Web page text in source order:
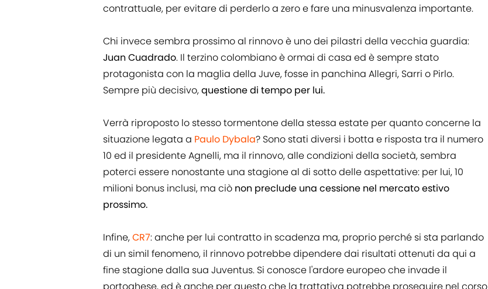
contrattuale, per evitare di perderlo a zero e fare una minusvalenza importante.
Chi invece sembra prossimo al rinnovo è uno dei pilastri della vecchia guardia:
Juan Cuadrado. Il terzino colombiano è ormai di casa ed è sempre stato
protagonista con la maglia della Juve, fosse in panchina Allegri, Sarri o Pirlo.
Sempre più decisivo,questione di tempo per lui.
Verrà riproposto lo stesso tormentone della stessa estate per quanto concerne la
situazione legata a Paulo Dybala? Sono stati diversi i botta e risposta tra il numero
10 ed il presidente Agnelli, ma il rinnovo, alle condizioni della società, sembra
poterci essere nonostante una stagione al di sotto delle aspettative: per lui, 10
milioni bonus inclusi, ma ciò non preclude una cessione nel mercato estivo
prossimo.
Infine,CR7: anche per lui contratto in scadenza ma, proprio perché si sta parlando
di un simil fenomeno, il rinnovo potrebbe dipendere dai risultati ottenuti da qui a
fine stagione dalla sua Juventus. Si conosce l'ardore europeo che invade il